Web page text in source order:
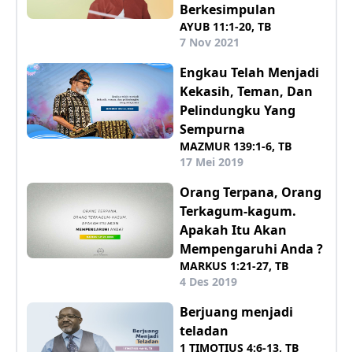
Berkesimpulan
AYUB 11:1-20, TB
7 Nov 2021
Engkau Telah Menjadi
Kekasih, Teman, Dan
Pelindungku Yang
Sempurna
MAZMUR 139:1-6, TB
17 Mei 2019
Orang Terpana, Orang
Terkagum-kagum.
Apakah Itu Akan
Mempengaruhi Anda ?
MARKUS 1:21-27, TB
4 Des 2019
Berjuang menjadi
teladan
1 TIMOTIUS 4:6-13, TB